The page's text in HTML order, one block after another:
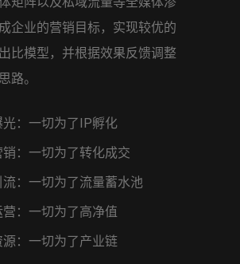
企业的营销目标，实现较优的
比模型，并根据效果反馈调整
路。
光：一切为了IP孵化
：一切为了转化成交
流：一切为了流量蓄水池
：一切为了高净值
源：一切为了产业链